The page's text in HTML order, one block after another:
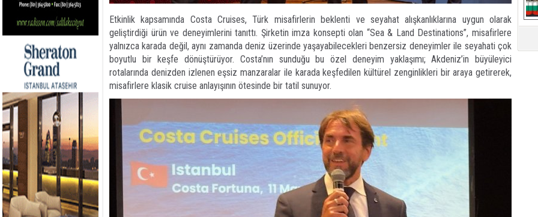
Etkinlik kapsamında Costa Cruises, Türk misafirlerin beklenti ve seyahat alışkanlıklarına uygun olarak
geliştirdiği ürün ve deneyimlerini tanıttı. Şirketin imza konsepti olan “Sea & Land Destinations”, misafirlere
yalnızca karada değil, aynı zamanda deniz üzerinde yaşayabilecekleri benzersiz deneyimler ile seyahati çok
boyutlu bir keşfe dönüştürüyor. Costa’nın sunduğu bu özel deneyim yaklaşımı; Akdeniz’in büyüleyici
rotalarında denizden izlenen eşsiz manzaralar ile karada keşfedilen kültürel zenginlikleri bir araya getirerek,
misafirlere klasik cruise anlayışının ötesinde bir tatil sunuyor.